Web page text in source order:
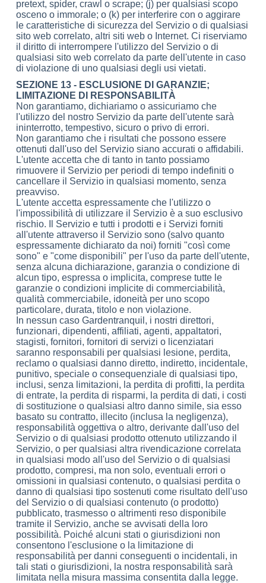
pretext, spider, crawl o scrape; (j) per qualsiasi scopo
osceno o immorale; o (k) per interferire con o aggirare
le caratteristiche di sicurezza del Servizio o di qualsiasi
sito web correlato, altri siti web o Internet. Ci riserviamo
il diritto di interrompere l'utilizzo del Servizio o di
qualsiasi sito web correlato da parte dell'utente in caso
di violazione di uno qualsiasi degli usi vietati.
SEZIONE 13 - ESCLUSIONE DI GARANZIE;
LIMITAZIONE DI RESPONSABILITÀ
Non garantiamo, dichiariamo o assicuriamo che
l'utilizzo del nostro Servizio da parte dell'utente sarà
ininterrotto, tempestivo, sicuro o privo di errori.
Non garantiamo che i risultati che possono essere
ottenuti dall'uso del Servizio siano accurati o affidabili.
L'utente accetta che di tanto in tanto possiamo
rimuovere il Servizio per periodi di tempo indefiniti o
cancellare il Servizio in qualsiasi momento, senza
preavviso.
L'utente accetta espressamente che l'utilizzo o
l'impossibilità di utilizzare il Servizio è a suo esclusivo
rischio. Il Servizio e tutti i prodotti e i Servizi forniti
all'utente attraverso il Servizio sono (salvo quanto
espressamente dichiarato da noi) forniti "così come
sono" e "come disponibili" per l'uso da parte dell'utente,
senza alcuna dichiarazione, garanzia o condizione di
alcun tipo, espressa o implicita, comprese tutte le
garanzie o condizioni implicite di commerciabilità,
qualità commerciabile, idoneità per uno scopo
particolare, durata, titolo e non violazione.
In nessun caso Gardentranquil, i nostri direttori,
funzionari, dipendenti, affiliati, agenti, appaltatori,
stagisti, fornitori, fornitori di servizi o licenziatari
saranno responsabili per qualsiasi lesione, perdita,
reclamo o qualsiasi danno diretto, indiretto, incidentale,
punitivo, speciale o consequenziale di qualsiasi tipo,
inclusi, senza limitazioni, la perdita di profitti, la perdita
di entrate, la perdita di risparmi, la perdita di dati, i costi
di sostituzione o qualsiasi altro danno simile, sia esso
basato su contratto, illecito (inclusa la negligenza),
responsabilità oggettiva o altro, derivante dall'uso del
Servizio o di qualsiasi prodotto ottenuto utilizzando il
Servizio, o per qualsiasi altra rivendicazione correlata
in qualsiasi modo all'uso del Servizio o di qualsiasi
prodotto, compresi, ma non solo, eventuali errori o
omissioni in qualsiasi contenuto, o qualsiasi perdita o
danno di qualsiasi tipo sostenuti come risultato dell'uso
del Servizio o di qualsiasi contenuto (o prodotto)
pubblicato, trasmesso o altrimenti reso disponibile
tramite il Servizio, anche se avvisati della loro
possibilità. Poiché alcuni stati o giurisdizioni non
consentono l'esclusione o la limitazione di
responsabilità per danni conseguenti o incidentali, in
tali stati o giurisdizioni, la nostra responsabilità sarà
limitata nella misura massima consentita dalla legge.